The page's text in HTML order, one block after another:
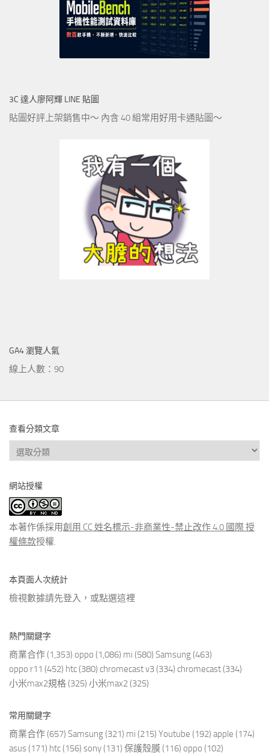
3C 達人廖阿輝 LINE 貼圖
貼圖好評上架銷售中～ 內含 40 組常用好用卡通貼圖～
GA4 瀏覽人氣
線上人數：90
查看分類文章
查
看
類
文
章
網站授權
本著作係採用創用 CC 姓名標示-非商業性-禁止改作 4.0 國際 授
權條款授權.
本頁面人次統計
檢視數據請先登入，或點選這裡
熱門關鍵字
商業合作 (1,353) oppo (1,086) mi (580) Samsung (463)
oppo r11 (452) htc (380) chromecast v3 (334) chromecast (334)
小米max2規格 (325) 小米max2 (325)
常用關鍵字
商業合作 (657) Samsung (321) mi (215) Youtube (192) apple (174)
asus (171) htc (156) sony (131) 保護殼膜 (116) oppo (102)